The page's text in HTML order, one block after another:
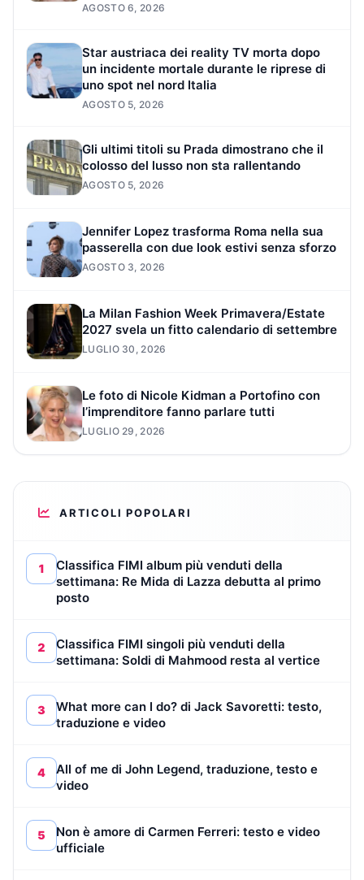
AGOSTO 6, 2026
Star austriaca dei reality TV morta dopo
un incidente mortale durante le riprese di
uno spot nel nord Italia
AGOSTO 5, 2026
Gli ultimi titoli su Prada dimostrano che il
colosso del lusso non sta rallentando
AGOSTO 5, 2026
Jennifer Lopez trasforma Roma nella sua
passerella con due look estivi senza sforzo
AGOSTO 3, 2026
La Milan Fashion Week Primavera/Estate
2027 svela un fitto calendario di settembre
LUGLIO 30, 2026
Le foto di Nicole Kidman a Portofino con
l’imprenditore fanno parlare tutti
LUGLIO 29, 2026
ARTICOLI POPOLARI
1
Classifica FIMI album più venduti della
settimana: Re Mida di Lazza debutta al primo
posto
2
Classifica FIMI singoli più venduti della
settimana: Soldi di Mahmood resta al vertice
3
What more can I do? di Jack Savoretti: testo,
traduzione e video
4
All of me di John Legend, traduzione, testo e
video
5
Non è amore di Carmen Ferreri: testo e video
ufficiale